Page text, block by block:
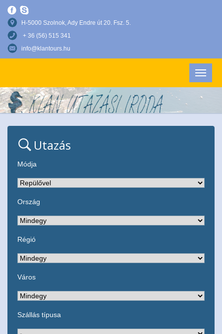
H-5000 Szolnok, Ady Endre út 20. Fsz. 5.
+ 36 (56) 515 341
info@klantours.hu
Utazás
Módja
Ország
Régió
Város
Szállás típusa